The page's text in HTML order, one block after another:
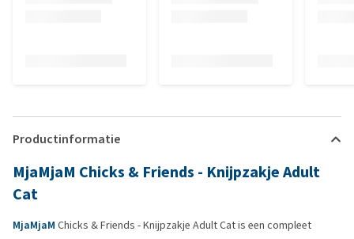
Productinformatie
MjaMjaM Chicks & Friends - Knijpzakje Adult
Cat
MjaMjaM Chicks & Friends - Knijpzakje Adult Cat is een compleet